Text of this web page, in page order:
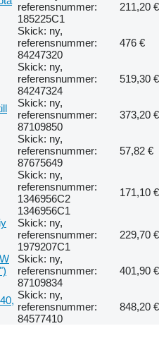
referensnummer:
185225C1
211,20 €
Skick: ny,
referensnummer:
84247320
476 €
Skick: ny,
referensnummer:
84247324
519,30 €
Skick: ny,
referensnummer:
87109850
373,20 €
Skick: ny,
referensnummer:
87675649
57,82 €
Skick: ny,
referensnummer:
1346956C2
1346956C1
171,10 €
Skick: ny,
referensnummer:
1979207C1
229,70 €
Skick: ny,
referensnummer:
87109834
401,90 €
Skick: ny,
referensnummer:
84577410
848,20 €